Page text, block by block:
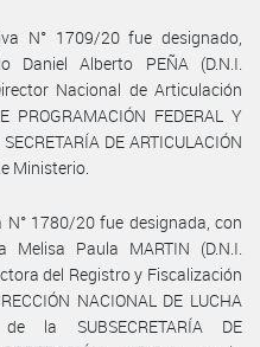
N° 1709/20 fue designado,
Daniel Alberto PEÑA (D.N.I.
Nacional de Articulación
PROGRAMACIÓN FEDERAL Y
DE ARTICULACIÓN
Ministerio.
1780/20 fue designada, con
Paula MARTIN (D.N.I.
del Registro y Fiscalización
NACIONAL DE LUCHA
de la SUBSECRETARÍA DE